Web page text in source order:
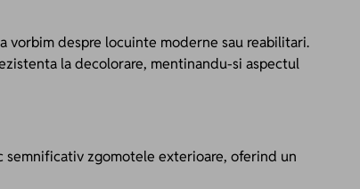
vorbim despre locuinte moderne sau reabilitari.
la decolorare, mentinandu-si aspectul
semnificativ zgomotele exterioare, oferind un